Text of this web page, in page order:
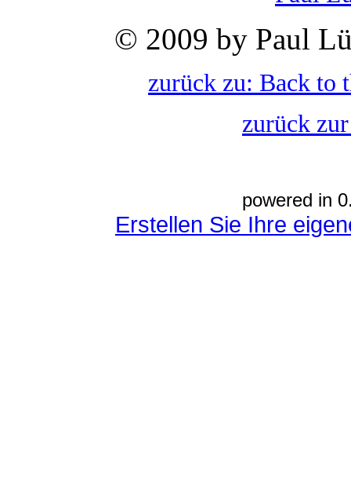
© 2009 by Paul
zurück zu: Back to
zurück
powered in
Erstellen Sie Ihre